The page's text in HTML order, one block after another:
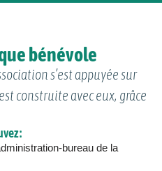
bénévole
s’est appuyée sur
construite avec eux, grâce
:
bureau de la